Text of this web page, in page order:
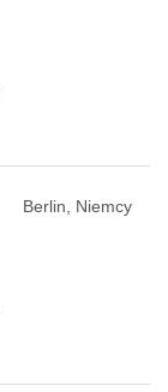
Berlin, Niemcy